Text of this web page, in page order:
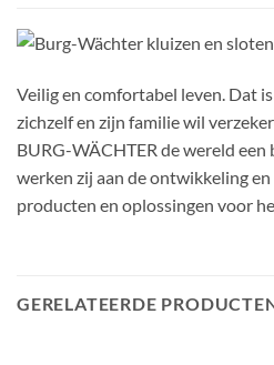
Veilig en comfortabel leven. Dat
zichzelf en zijn familie wil
BURG-WÄCHTER de wereld een
werken zij aan de ontwikkeling
producten en oplossingen voor
GERELATEERDE